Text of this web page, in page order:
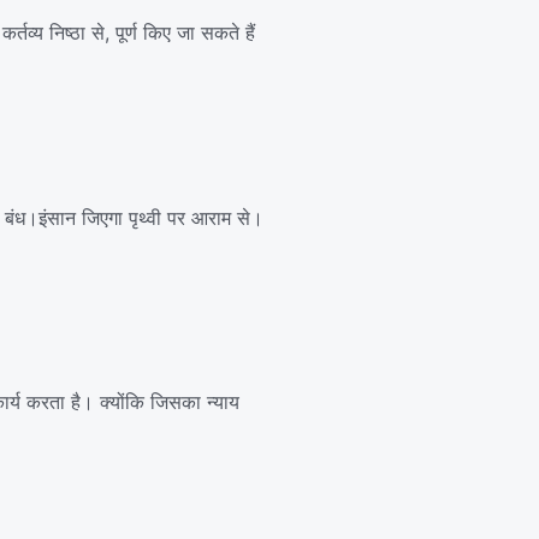
निष्ठा से, पूर्ण किए जा सकते हैं
जिएगा पृथ्वी पर आराम से।
करता है। क्योंकि जिसका न्याय